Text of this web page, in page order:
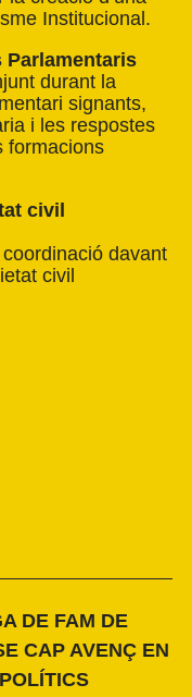
Institucional.
Parlamentaris
durant la
signants,
i les respostes
formacions
civil
davant
civil
DE FAM DE
CAP AVENÇ EN